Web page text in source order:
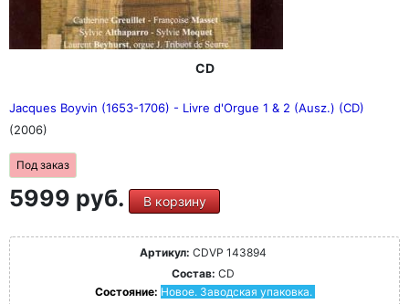
CD
Jacques Boyvin (1653-1706) - Livre d'Orgue 1 & 2 (Ausz.) (CD)
(2006)
Под заказ
5999 руб. В корзину
Артикул: CDVP 143894
Состав: CD
Состояние: Новое. Заводская упаковка.